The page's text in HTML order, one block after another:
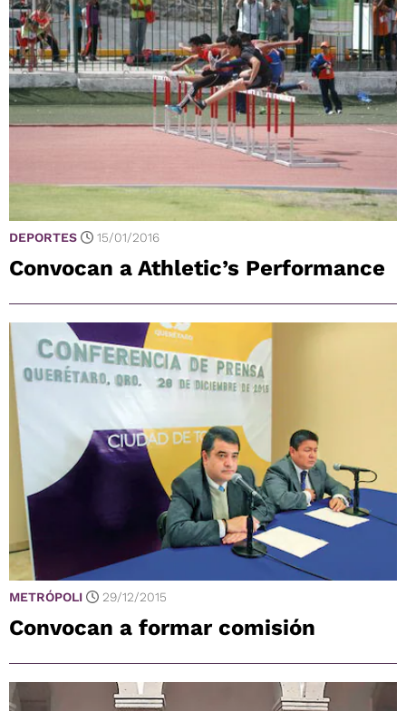
DEPORTES 15/01/2016
Convocan a Athletic’s Performance
METRÓPOLI 29/12/2015
Convocan a formar comisión